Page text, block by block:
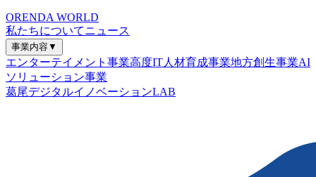
ORENDA WORLD
私たちについてニュース
事業内容▼
エンターテイメント事業高度IT人材育成事業地方創生事業AI
ソリューション事業
葛尾デジタルイノベーションLAB